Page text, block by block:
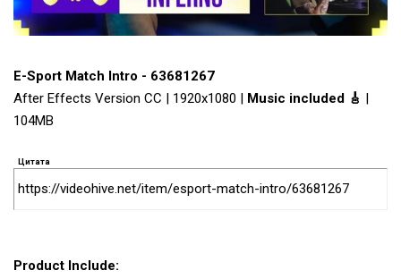
E-Sport Match Intro - 63681267
After Effects Version CC | 1920x1080 | Music included 🎸 |
104MB
Цитата
https://videohive.net/item/esport-match-intro/63681267
Product Include: